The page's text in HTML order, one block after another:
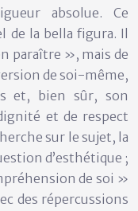
absolue. Ce
de la bella figura. Il
paraître », mais de
de soi-même,
et, bien sûr, son
et de respect
sur le sujet, la
d’esthétique ;
de soi »
des répercussions